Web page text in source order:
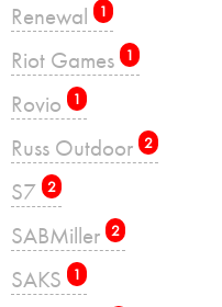
Renewal 1
Riot Games 1
Rovio 1
Russ Outdoor 2
S7 2
SABMiller 2
SAKS 1